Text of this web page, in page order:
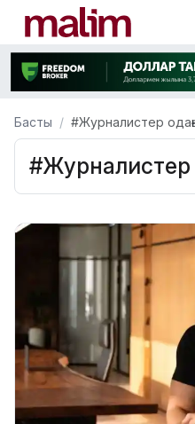
Басты #Журналистер
#Журналистер